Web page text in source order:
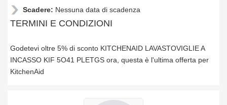
Scadere: Nessuna data di scadenza
TERMINI E CONDIZIONI
Godetevi oltre 5% di sconto KITCHENAID LAVASTOVIGLIE A
INCASSO KIF 5O41 PLETGS ora, questa è l'ultima offerta per
KitchenAid